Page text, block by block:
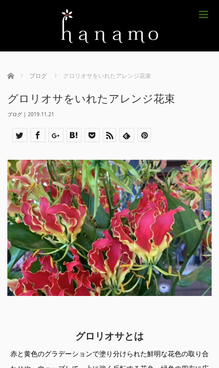
ホーム ブログ グロリオサをいれたアレンジ花束
グロリオサをいれたアレンジ花束
ブログ | 2019.11.21
グロリオサとは
赤と黄色のグラデーションで塗り分けられた鮮明な花色の取り合